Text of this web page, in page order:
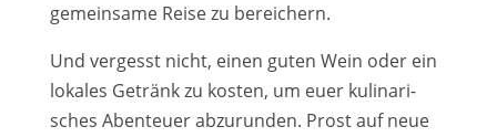
gemein­sa­me Reise zu berei­chern.
Und ver­gesst nicht, einen guten Wein oder ein
loka­les Getränk zu kos­ten, um euer kuli­na­ri­
sches Abenteuer abzu­run­den. Prost auf neue